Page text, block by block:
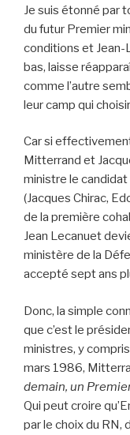
Je suis étonné par
du futur Premier
conditions et Jean-
bas, laisse
comme l’autre
leur camp qui
Car si
Mitterrand et
ministre le
(Jacques Chirac,
de la première
Jean Lecanuet
ministère de la
accepté sept ans
Donc, la simple
que c’est le
ministres, y
mars 1986,
demain, un
Qui peut croire
par le choix du RN,